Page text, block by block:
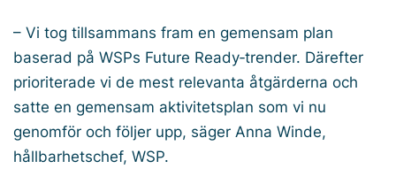
– Vi tog tillsammans fram en gemensam plan
baserad på WSPs Future Ready‑trender. Därefter
prioriterade vi de mest relevanta åtgärderna och
satte en gemensam aktivitetsplan som vi nu
genomför och följer upp, säger Anna Winde,
hållbarhetschef, WSP.